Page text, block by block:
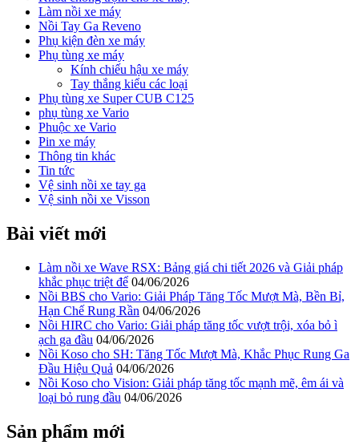
Làm nồi xe máy
Nồi Tay Ga Reveno
Phụ kiện đèn xe máy
Phụ tùng xe máy
Kính chiếu hậu xe máy
Tay thắng kiểu các loại
Phụ tùng xe Super CUB C125
phụ tùng xe Vario
Phuộc xe Vario
Pin xe máy
Thông tin khác
Tin tức
Vệ sinh nồi xe tay ga
Vệ sinh nồi xe Visson
Bài viết mới
Làm nồi xe Wave RSX: Bảng giá chi tiết 2026 và Giải pháp
khắc phục triệt để 04/06/2026
Nồi BBS cho Vario: Giải Pháp Tăng Tốc Mượt Mà, Bền Bỉ,
Hạn Chế Rung Rần 04/06/2026
Nồi HIRC cho Vario: Giải pháp tăng tốc vượt trội, xóa bỏ ì
ạch ga đầu 04/06/2026
Nồi Koso cho SH: Tăng Tốc Mượt Mà, Khắc Phục Rung Ga
Đầu Hiệu Quả 04/06/2026
Nồi Koso cho Vision: Giải pháp tăng tốc mạnh mẽ, êm ái và
loại bỏ rung đầu 04/06/2026
Sản phẩm mới